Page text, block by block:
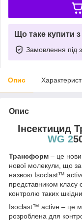
Що таке купити
Замовлення під
Опис
Опис
Інсектицид
WG 2
Трансформ – це
нової молекули, що
назвою Isoclast™
представником класу
контролю таких
Isoclast™ active – це
розроблена для